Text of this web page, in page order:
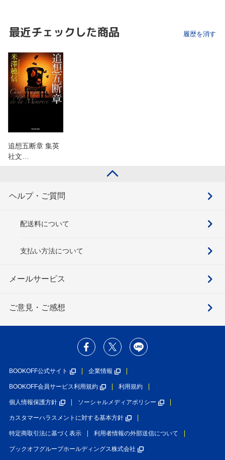
最近チェックした商品 履歴を消す
追想五断章 集英
社文…
ヘルプ・ご質問
配送料について
支払い方法について
メールサービス
ご意見・ご感想
BOOKOFF公式サイト 企業情報
BOOKOFF会員サービス利用規約 利用規約
個人情報保護方針 ソーシャルメディアポリシー
カスタマーハラスメントに対する基本方針
特定商取引法に基づく表示 利用者情報の外部送信について
ブックオフグループホールディングス株式会社